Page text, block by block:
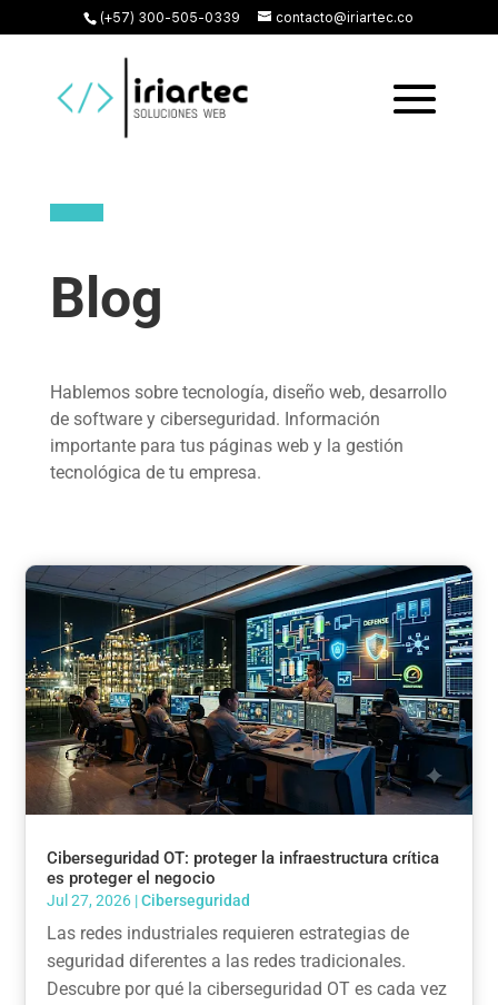
(+57) 300-505-0339 contacto@iriartec.co
Blog
Hablemos sobre tecnología, diseño web, desarrollo
de software y ciberseguridad. Información
importante para tus páginas web y la gestión
tecnológica de tu empresa.
Ciberseguridad OT: proteger la infraestructura crítica
es proteger el negocio
Jul 27, 2026 |Ciberseguridad
Las redes industriales requieren estrategias de
seguridad diferentes a las redes tradicionales.
Descubre por qué la ciberseguridad OT es cada vez